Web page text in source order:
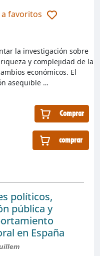
favoritos
Comprar
comprar
la investigación sobre
y complejidad de la
económicos. El
asequible …
políticos,
pública y
en España